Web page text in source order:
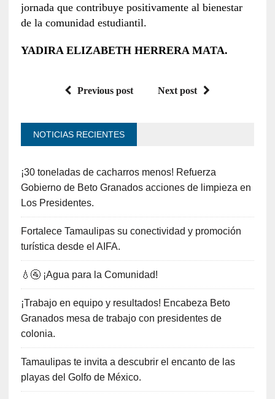
jornada que contribuye positivamente al bienestar
de la comunidad estudiantil.
YADIRA ELIZABETH HERRERA MATA.
Previous post Next post
NOTICIAS RECIENTES
¡30 toneladas de cacharros menos! Refuerza
Gobierno de Beto Granados acciones de limpieza en
Los Presidentes.
Fortalece Tamaulipas su conectividad y promoción
turística desde el AIFA.
💧🚰 ¡Agua para la Comunidad!
¡Trabajo en equipo y resultados! Encabeza Beto
Granados mesa de trabajo con presidentes de
colonia.
Tamaulipas te invita a descubrir el encanto de las
playas del Golfo de México.